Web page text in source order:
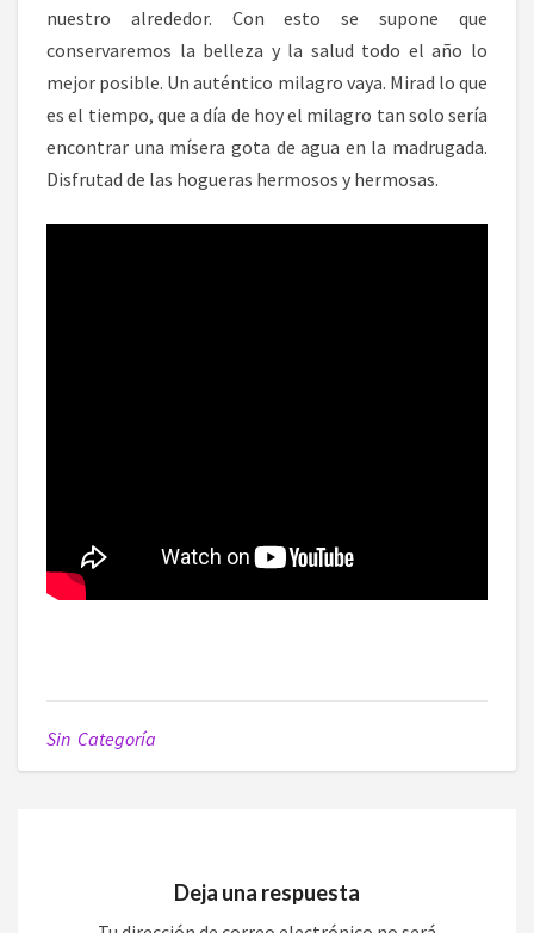
nuestro alrededor. Con esto se supone que
conservaremos la belleza y la salud todo el año lo
mejor posible. Un auténtico milagro vaya. Mirad lo que
es el tiempo, que a día de hoy el milagro tan solo sería
encontrar una mísera gota de agua en la madrugada.
Disfrutad de las hogueras hermosos y hermosas.
Sin Categoría
Deja una respuesta